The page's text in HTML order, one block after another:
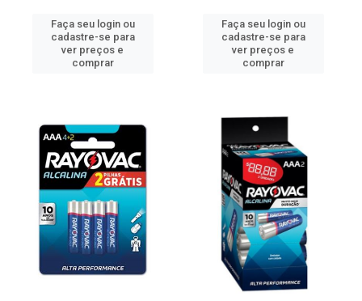
Faça seu login ou
cadastre-se para
ver preços e
comprar
Faça seu login ou
cadastre-se para
ver preços e
comprar